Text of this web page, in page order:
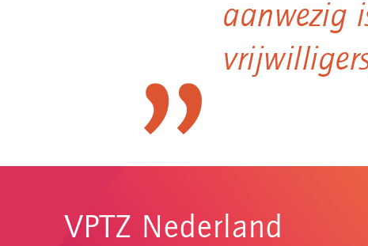
aanwezig
VPTZ Nederland